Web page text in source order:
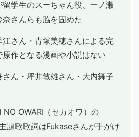
留学生のスーちゃん役、一ノ瀬
さんらも脇を固めた
江さん・青塚美穂さんによる完
作となる漫画や小説はない
さん・坪井敏雄さん・大内舞子
NO OWARI（セカオワ）の
題歌歌詞はFukaseさんが手がけ